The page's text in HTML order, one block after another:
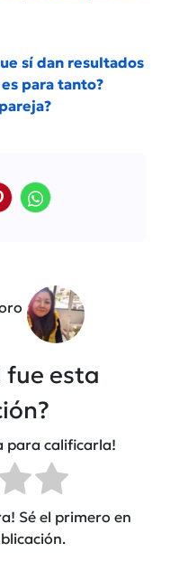
sí dan resultados
para tanto?
fue esta
para calificarla!
Sé el primero en